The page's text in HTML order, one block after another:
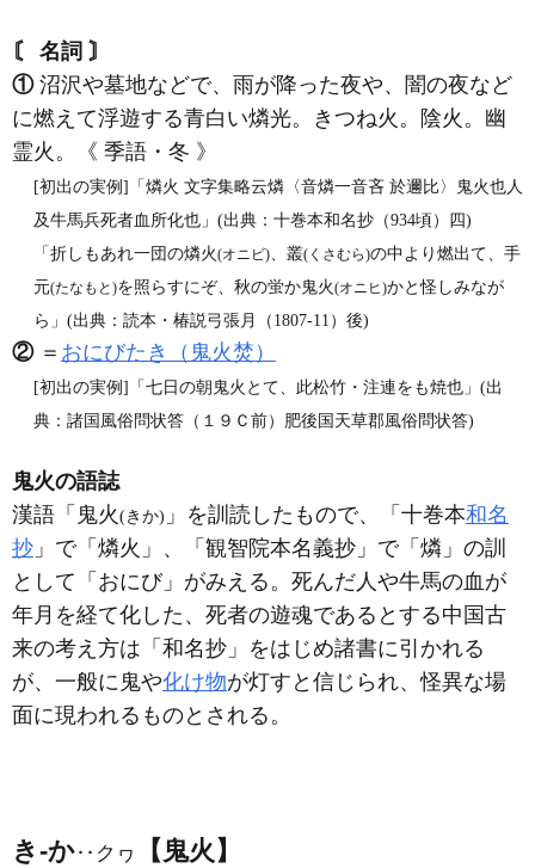
〘 名詞 〙
①沼沢や墓地などで、雨が降った夜や、闇の夜など
に燃えて浮遊する青白い燐光。きつね火。陰火。幽
霊火。《 季語・冬 》
[初出の実例]「燐火 文字集略云燐〈音燐一音吝 於邇比〉鬼火也人
及牛馬兵死者血所化也」(出典：十巻本和名抄（934頃）四)
「折しもあれ一団の燐火(オニビ) 、叢(くさむら)の中より燃出て、手
元(たなもと)を照らすにぞ、秋の蛍か鬼火(オニヒ)かと怪しみなが
ら」(出典：読本・椿説弓張月（1807‐11）後)
②＝ おにびたき（鬼火焚）
[初出の実例]「七日の朝鬼火とて、此松竹・注連をも焼也」(出
典：諸国風俗問状答（１９Ｃ前）肥後国天草郡風俗問状答)
鬼火の語誌
漢語「鬼火(きか) 」を訓読したもので、「十巻本和名
抄 」で「燐火」、「観智院本名義抄」で「燐」の訓
として「おにび」がみえる。死んだ人や牛馬の血が
年月を経て化した、死者の遊魂であるとする中国古
来の考え方は「和名抄」をはじめ諸書に引かれる
が、一般に鬼や化け物が灯すと信じられ、怪異な場
面に現われるものとされる。
き‐か‥クヮ 【鬼火】